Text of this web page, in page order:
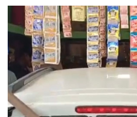
रोजगार
CM-NEWS
खेल
छत्तीसगढ़ इतिहास
मनोरंजन